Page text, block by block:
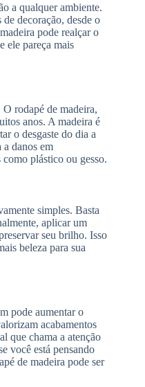
a qualquer ambiente.
decoração, desde o
pode realçar o
ele pareça mais
rodapé de madeira,
anos. A madeira é
o desgaste do dia a
a danos em
plástico ou gesso.
simples. Basta
aplicar um
seu brilho. Isso
beleza para sua
pode aumentar o
acabamentos
que chama a atenção
você está pensando
de madeira pode ser